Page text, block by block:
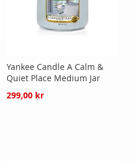
Yankee Candle A Calm &
Quiet Place Medium Jar
299,00 kr